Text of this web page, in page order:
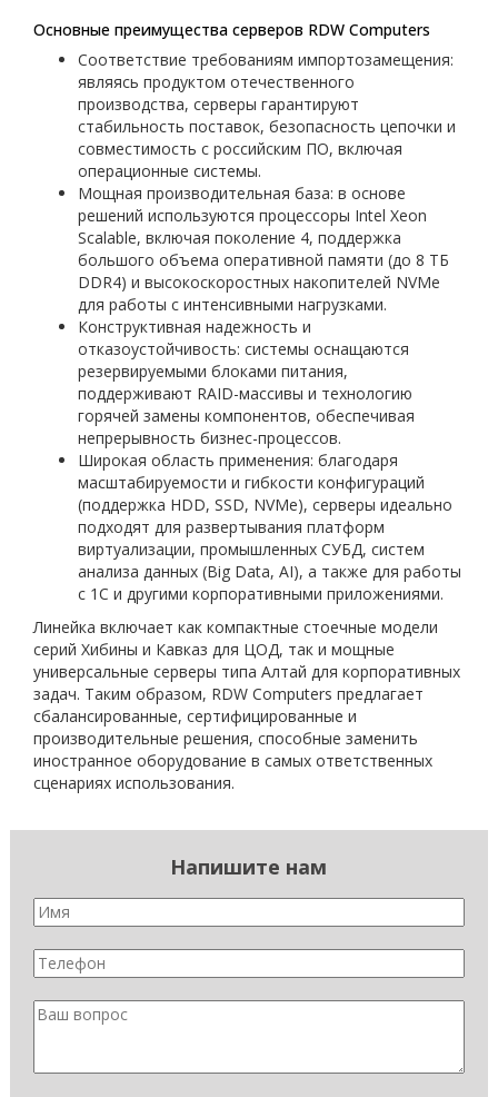
Основные преимущества серверов RDW Computers
Соответствие требованиям импортозамещения:
являясь продуктом отечественного
производства, серверы гарантируют
стабильность поставок, безопасность цепочки и
совместимость с российским ПО, включая
операционные системы.
Мощная производительная база: в основе
решений используются процессоры Intel Xeon
Scalable, включая поколение 4, поддержка
большого объема оперативной памяти (до 8 ТБ
DDR4) и высокоскоростных накопителей NVMe
для работы с интенсивными нагрузками.
Конструктивная надежность и
отказоустойчивость: системы оснащаются
резервируемыми блоками питания,
поддерживают RAID-массивы и технологию
горячей замены компонентов, обеспечивая
непрерывность бизнес-процессов.
Широкая область применения: благодаря
масштабируемости и гибкости конфигураций
(поддержка HDD, SSD, NVMe), серверы идеально
подходят для развертывания платформ
виртуализации, промышленных СУБД, систем
анализа данных (Big Data, AI), а также для работы
с 1С и другими корпоративными приложениями.
Линейка включает как компактные стоечные модели
серий Хибины и Кавказ для ЦОД, так и мощные
универсальные серверы типа Алтай для корпоративных
задач. Таким образом, RDW Computers предлагает
сбалансированные, сертифицированные и
производительные решения, способные заменить
иностранное оборудование в самых ответственных
сценариях использования.
Напишите нам